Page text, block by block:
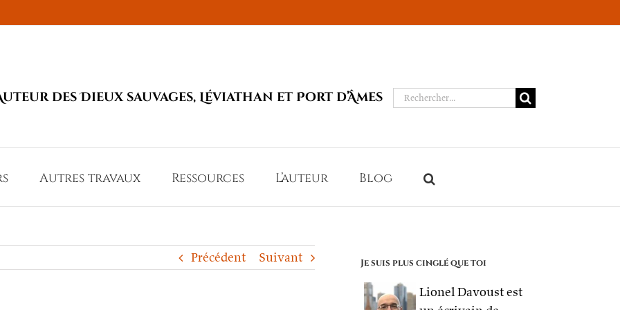
des Dieux sauvages, Léviathan et Port d’Âmes Rechercher:
Autres travaux Ressources L’auteur Blog
Précédent Suivant Je suis plus cinglé que toi
Lionel Davoust est